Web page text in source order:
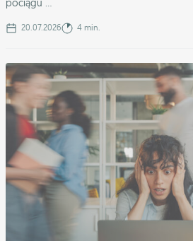
pociągu ...
20.07.2026 4 min.